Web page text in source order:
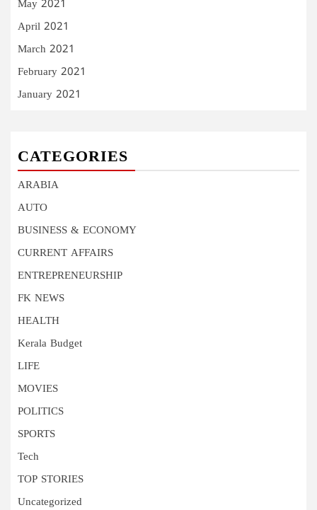
May 2021
April 2021
March 2021
February 2021
January 2021
CATEGORIES
ARABIA
AUTO
BUSINESS & ECONOMY
CURRENT AFFAIRS
ENTREPRENEURSHIP
FK NEWS
HEALTH
Kerala Budget
LIFE
MOVIES
POLITICS
SPORTS
Tech
TOP STORIES
Uncategorized